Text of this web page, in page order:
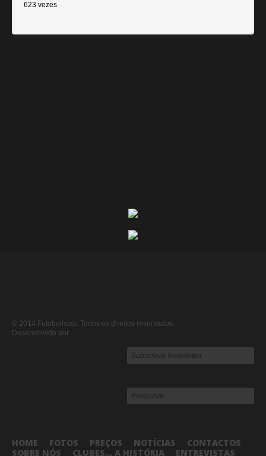
623 vezes
© 2014 Fotobolistas. Todos os direitos reservados.
Desenvolvido por
HOME FOTOS PREÇOS NOTÍCIAS
CONTACTOS
SOBRE NÓS
CLUBES... A HISTÓRIA ENTREVISTAS